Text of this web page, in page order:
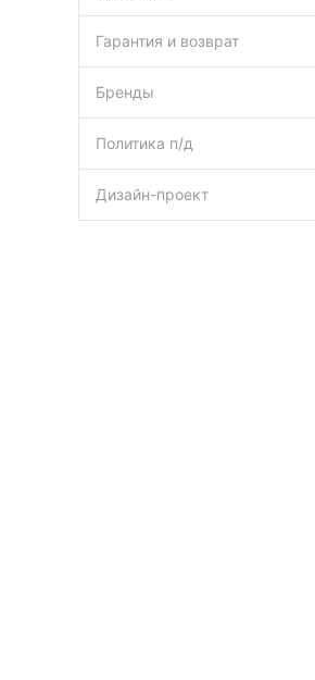
Гарантия и возврат
Бренды
Политика п/д
Дизайн-проект